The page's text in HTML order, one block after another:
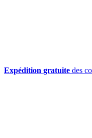
Expédition gratuite des